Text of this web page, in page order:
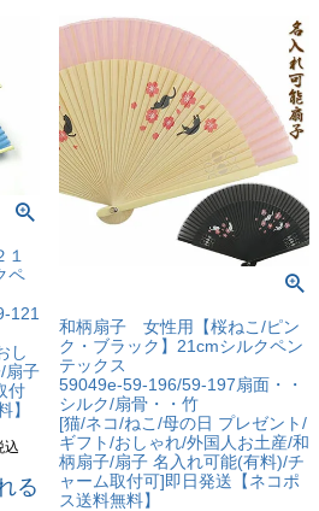
ペ
121
し
扇子
付
】
込
る
和柄扇子 女性用【桜ねこ/ピン
ク・ブラック】21cmシルクペン
テックス
59049e-59-196/59-197扇面・・
シルク/扇骨・・竹
[猫/ネコ/ねこ/母の日 プレゼント/
ギフト/おしゃれ/外国人お土産/和
柄扇子/扇子 名入れ可能(有料)/チ
ャーム取付可]即日発送【ネコポ
ス送料無料】